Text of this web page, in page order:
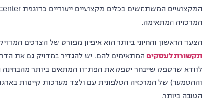
המרכזיה המתאימה.
הצעד הראשון והחיוני ביותר הוא איפיון מפורט של הצרכים
תקשורת לעסקים המתאימים להם. יש להגדיר במדויק גם את
לוודא שהספק שייבחר יספק את הפתרון המתאים ביותר מהבחינה
וההטמעה) של המרכזיה הטלפונית עם ולצד מערכות קיימות
הטובה ביותר.